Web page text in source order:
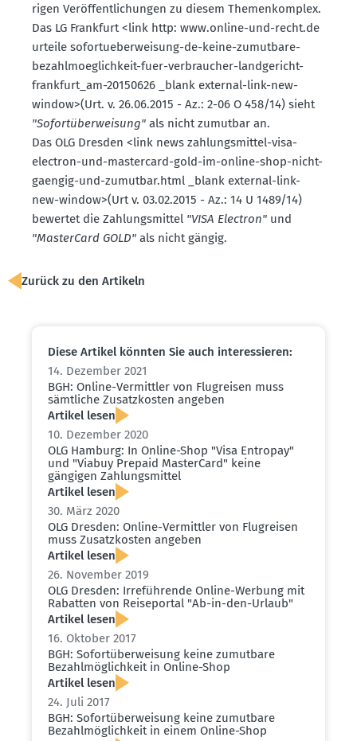
rigen Veröf­fent­li­chungen zu diesem Themen­komplex.
Das LG Frankfurt <link http: www.​online-​und-​recht.​de
urteile sofor­tu­e­ber­weisung-de-keine-zumutbare-
bezahl­moe­glichkeit-fuer-verbraucher-landge­richt-
frank­furt_am-20150626 _blank external-link-new-
window>(Urt. v. 26.06.2015 - Az.: 2-06 O 458/14) sieht
"Sofort­über­weisung" als nicht zumutbar an.
Das OLG Dresden <link news zahlungs­mittel-visa-
electron-und-mastercard-gold-im-online-shop-nicht-
gaengig-und-zumutbar.html _blank external-link-
new-window>(Urt v. 03.02.2015 - Az.: 14 U 1489/14)
bewertet die Zahlungs­mittel "VISA Electron" und
"MasterCard GOLD" als nicht gängig.
Zurück zu den Artikeln
Diese Artikel könnten Sie auch inter­es­sieren:
14. Dezember 2021
BGH: Online-Vermittler von Flugreisen muss
sämtliche Zusatz­kosten angeben
Artikel lesen
10. Dezember 2020
OLG Hamburg: In Online-Shop "Visa Entropay"
und "Viabuy Prepaid MasterCard" keine
gängigen Zahlungs­mittel
Artikel lesen
30. März 2020
OLG Dresden: Online-Vermittler von Flugreisen
muss Zusatz­kosten angeben
Artikel lesen
26. November 2019
OLG Dresden: Irrefüh­rende Online-Werbung mit
Rabatten von Reise­portal "Ab-in-den-Urlaub"
Artikel lesen
16. Oktober 2017
BGH: Sofort­über­weisung keine zumutbare
Bezahl­mög­lichkeit in Online-Shop
Artikel lesen
24. Juli 2017
BGH: Sofort­über­weisung keine zumutbare
Bezahl­mög­lichkeit in einem Online-Shop